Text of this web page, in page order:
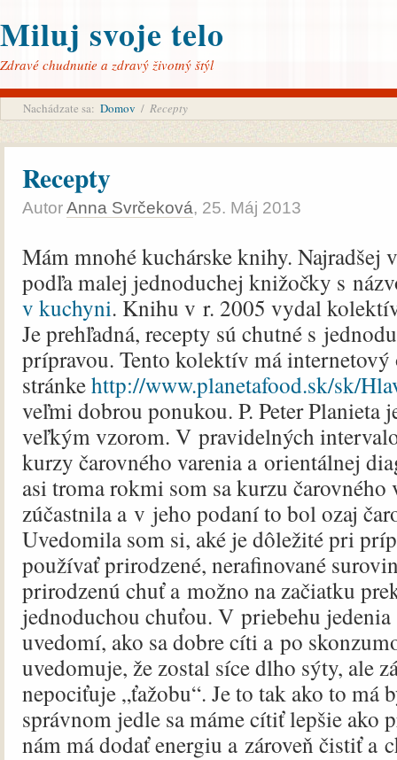
Miluj svoje telo
Zdravé chudnutie a zdravý životný štýl
Nachádzate sa: Domov / Recepty
Recepty
AutorAnna Svrčeková, 25. Máj 2013
Mám mnohé kuchárske knihy. Najradšej
podľa malej jednoduchej knižočky s
v kuchyni. Knihu v r. 2005 vydal
Je prehľadná, recepty sú chutné s
prípravou. Tento kolektív má internetový
stránkehttp://www.planetafood.sk/sk/
veľmi dobrou ponukou. P. Peter Planieta
veľkým vzorom. V pravidelných
kurzy čarovného varenia a orientálnej
asi troma rokmi som sa kurzu čarovného
zúčastnila a v jeho podaní to bol ozaj
Uvedomila som si, aké je dôležité pri
používať prirodzené, nerafinované
prirodzenú chuť a možno na začiatku
jednoduchou chuťou. V priebehu
uvedomí, ako sa dobre cíti a po
uvedomuje, že zostal síce dlho sýty, ale
nepociťuje „ťažobu“. Je to tak ako to má
správnom jedle sa máme cítiť lepšie ako
nám má dodať energiu a zároveň čistiť a